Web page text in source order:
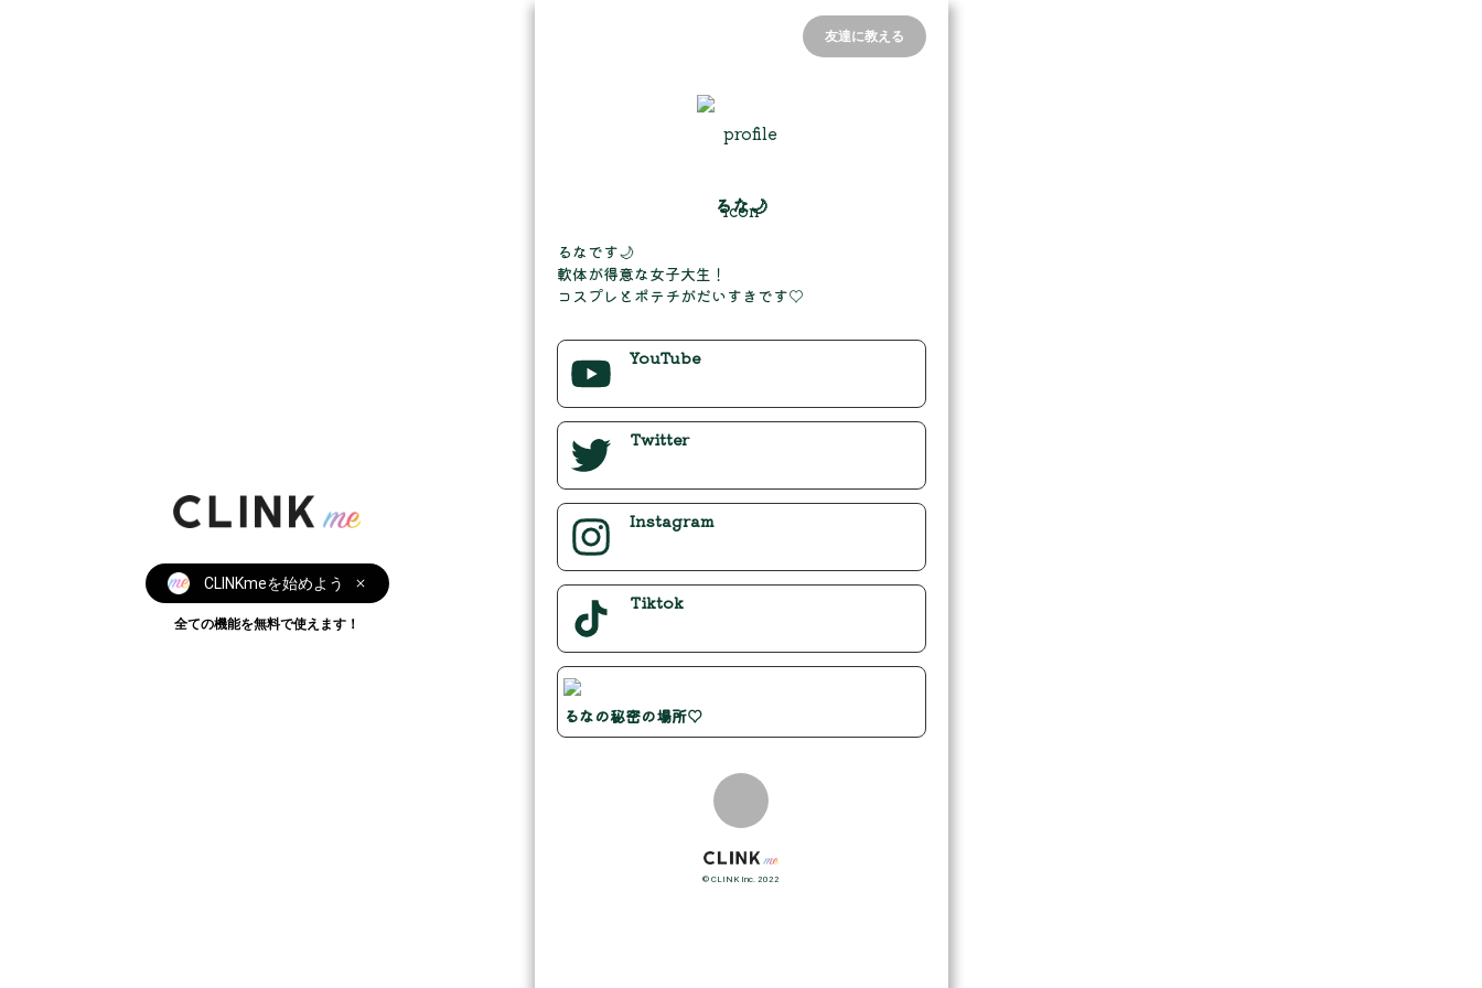
友達に教える
るな🌙
るなです🌙
軟体が得意な女子大生！
コスプレとポテチがだいすきです♡
YouTube
Twitter
Instagram
Tiktok
るなの秘密の場所♡
© CLINK Inc. 2022
CLINKmeを始めよう
全ての機能を無料で使えます！